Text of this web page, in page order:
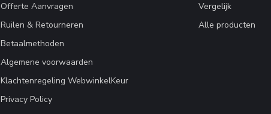
Offerte Aanvragen
Ruilen & Retourneren
Betaalmethoden
Algemene voorwaarden
Klachtenregeling WebwinkelKeur
Privacy Policy
Vergelijk
Alle producten